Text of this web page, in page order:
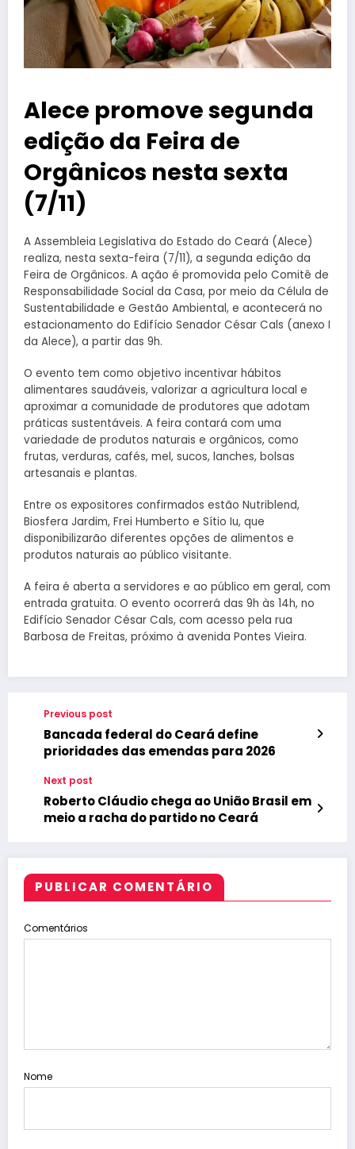
Alece promove segunda
edição da Feira de
Orgânicos nesta sexta
(7/11)
A Assembleia Legislativa do Estado do Ceará (Alece)
realiza, nesta sexta-feira (7/11), a segunda edição da
Feira de Orgânicos. A ação é promovida pelo Comitê de
Responsabilidade Social da Casa, por meio da Célula de
Sustentabilidade e Gestão Ambiental, e acontecerá no
estacionamento do Edifício Senador César Cals (anexo I
da Alece), a partir das 9h.
O evento tem como objetivo incentivar hábitos
alimentares saudáveis, valorizar a agricultura local e
aproximar a comunidade de produtores que adotam
práticas sustentáveis. A feira contará com uma
variedade de produtos naturais e orgânicos, como
frutas, verduras, cafés, mel, sucos, lanches, bolsas
artesanais e plantas.
Entre os expositores confirmados estão Nutriblend,
Biosfera Jardim, Frei Humberto e Sítio Iu, que
disponibilizarão diferentes opções de alimentos e
produtos naturais ao público visitante.
A feira é aberta a servidores e ao público em geral, com
entrada gratuita. O evento ocorrerá das 9h às 14h, no
Edifício Senador César Cals, com acesso pela rua
Barbosa de Freitas, próximo à avenida Pontes Vieira.
Previous post
Bancada federal do Ceará define
prioridades das emendas para 2026
Next post
Roberto Cláudio chega ao União Brasil em
meio a racha do partido no Ceará
PUBLICAR COMENTÁRIO
Comentários
Nome